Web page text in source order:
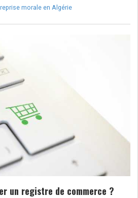
morale en Algérie
un registre de commerce ?